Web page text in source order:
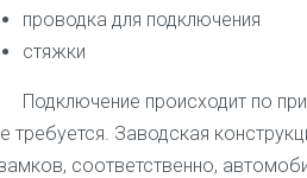
проводка для подключения
стяжки
Подключение происходит по
требуется. Заводская
соответственно,